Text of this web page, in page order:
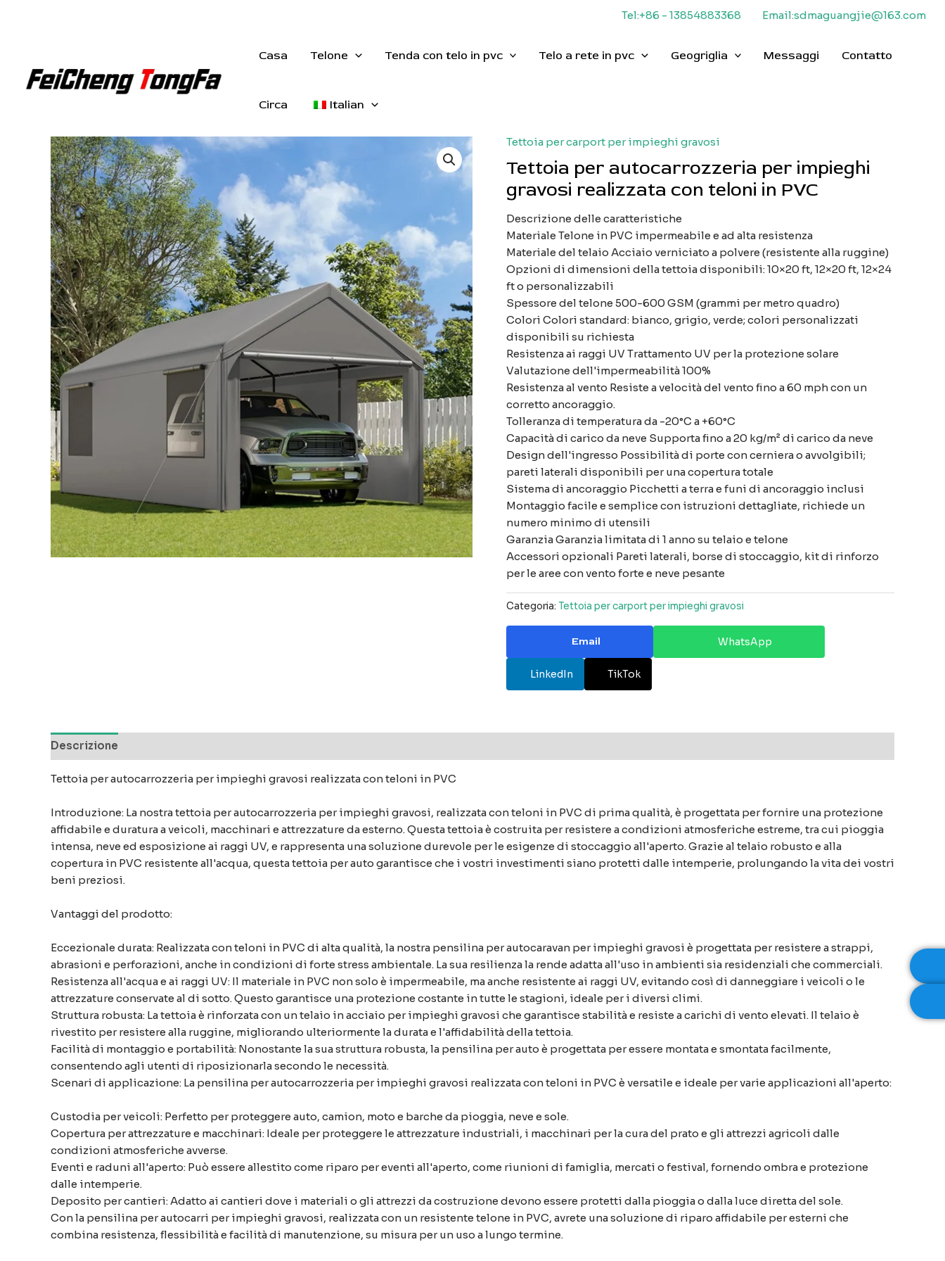
Tel:+86 - 13854883368 Email:sdmaguangjie@163.com
Casa Telone Tenda con telo in pvc Telo a rete in pvc Geogriglia Messaggi Contatto
Circa Italian
Tettoia per carport per impieghi gravosi
Tettoia per autocarrozzeria per impieghi
gravosi realizzata con teloni in PVC
Descrizione delle caratteristiche
Materiale Telone in PVC impermeabile e ad alta resistenza
Materiale del telaio Acciaio verniciato a polvere (resistente alla ruggine)
Opzioni di dimensioni della tettoia disponibili: 10×20 ft, 12×20 ft, 12×24
ft o personalizzabili
Spessore del telone 500-600 GSM (grammi per metro quadro)
Colori Colori standard: bianco, grigio, verde; colori personalizzati
disponibili su richiesta
Resistenza ai raggi UV Trattamento UV per la protezione solare
Valutazione dell'impermeabilità 100%
Resistenza al vento Resiste a velocità del vento fino a 60 mph con un
corretto ancoraggio.
Tolleranza di temperatura da -20°C a +60°C
Capacità di carico da neve Supporta fino a 20 kg/m² di carico da neve
Design dell'ingresso Possibilità di porte con cerniera o avvolgibili;
pareti laterali disponibili per una copertura totale
Sistema di ancoraggio Picchetti a terra e funi di ancoraggio inclusi
Montaggio facile e semplice con istruzioni dettagliate, richiede un
numero minimo di utensili
Garanzia Garanzia limitata di 1 anno su telaio e telone
Accessori opzionali Pareti laterali, borse di stoccaggio, kit di rinforzo
per le aree con vento forte e neve pesante
Categoria: Tettoia per carport per impieghi gravosi
Email WhatsApp
LinkedIn TikTok
Descrizione
Tettoia per autocarrozzeria per impieghi gravosi realizzata con teloni in PVC
Introduzione: La nostra tettoia per autocarrozzeria per impieghi gravosi, realizzata con teloni in PVC di prima qualità, è progettata per fornire una protezione
affidabile e duratura a veicoli, macchinari e attrezzature da esterno. Questa tettoia è costruita per resistere a condizioni atmosferiche estreme, tra cui pioggia
intensa, neve ed esposizione ai raggi UV, e rappresenta una soluzione durevole per le esigenze di stoccaggio all'aperto. Grazie al telaio robusto e alla
copertura in PVC resistente all'acqua, questa tettoia per auto garantisce che i vostri investimenti siano protetti dalle intemperie, prolungando la vita dei vostri
beni preziosi.
Vantaggi del prodotto:
Eccezionale durata: Realizzata con teloni in PVC di alta qualità, la nostra pensilina per autocaravan per impieghi gravosi è progettata per resistere a strappi,
abrasioni e perforazioni, anche in condizioni di forte stress ambientale. La sua resilienza la rende adatta all'uso in ambienti sia residenziali che commerciali.
Resistenza all'acqua e ai raggi UV: Il materiale in PVC non solo è impermeabile, ma anche resistente ai raggi UV, evitando così di danneggiare i veicoli o le
attrezzature conservate al di sotto. Questo garantisce una protezione costante in tutte le stagioni, ideale per i diversi climi.
Struttura robusta: La tettoia è rinforzata con un telaio in acciaio per impieghi gravosi che garantisce stabilità e resiste a carichi di vento elevati. Il telaio è
rivestito per resistere alla ruggine, migliorando ulteriormente la durata e l'affidabilità della tettoia.
Facilità di montaggio e portabilità: Nonostante la sua struttura robusta, la pensilina per auto è progettata per essere montata e smontata facilmente,
consentendo agli utenti di riposizionarla secondo le necessità.
Scenari di applicazione: La pensilina per autocarrozzeria per impieghi gravosi realizzata con teloni in PVC è versatile e ideale per varie applicazioni all'aperto:
Custodia per veicoli: Perfetto per proteggere auto, camion, moto e barche da pioggia, neve e sole.
Copertura per attrezzature e macchinari: Ideale per proteggere le attrezzature industriali, i macchinari per la cura del prato e gli attrezzi agricoli dalle
condizioni atmosferiche avverse.
Eventi e raduni all'aperto: Può essere allestito come riparo per eventi all'aperto, come riunioni di famiglia, mercati o festival, fornendo ombra e protezione
dalle intemperie.
Deposito per cantieri: Adatto ai cantieri dove i materiali o gli attrezzi da costruzione devono essere protetti dalla pioggia o dalla luce diretta del sole.
Con la pensilina per autocarri per impieghi gravosi, realizzata con un resistente telone in PVC, avrete una soluzione di riparo affidabile per esterni che
combina resistenza, flessibilità e facilità di manutenzione, su misura per un uso a lungo termine.